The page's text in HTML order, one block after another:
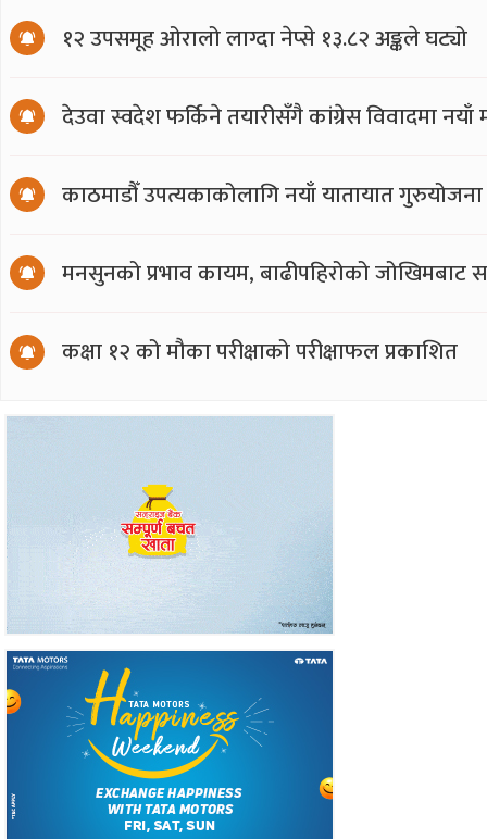
१२ उपसमूह ओरालो लाग्दा नेप्से १३.८२ अङ्कले घट्यो
देउवा स्वदेश फर्किने तयारीसँगै कांग्रेस विवादमा
काठमाडौँ उपत्यकाकोलागि नयाँ यातायात
मनसुनको प्रभाव कायम, बाढीपहिरोको जोखिमबाट
कक्षा १२ को मौका परीक्षाको परीक्षाफल प्रकाशित